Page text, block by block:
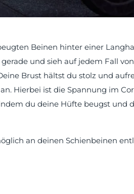
Beinen hinter einer
und sieh auf jedem Fall
Brust hältst du stolz und
Hierbei ist die Spannung im
du deine Hüfte beugst und
an deinen Schienbeinen